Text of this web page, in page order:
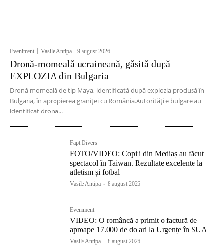
Eveniment Vasile Antipa -9 august 2026
Dronă-momeală ucraineană, găsită după
EXPLOZIA din Bulgaria
Dronă-momeală de tip Maya, identificată după explozia produsă în
Bulgaria, în apropierea graniței cu România.Autoritățile bulgare au
identificat drona...
Fapt Divers
FOTO/VIDEO: Copiii din Mediaș au făcut
spectacol în Taiwan. Rezultate excelente la
atletism și fotbal
Vasile Antipa - 8 august 2026
Eveniment
VIDEO: O româncă a primit o factură de
aproape 17.000 de dolari la Urgențe în SUA
Vasile Antipa - 8 august 2026